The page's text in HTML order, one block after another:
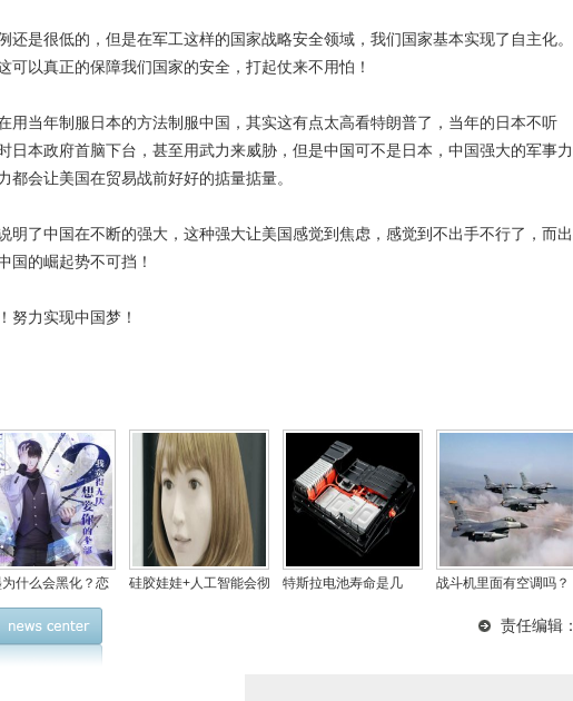
还是很低的，但是在军工这样的国家战略安全领域，我们国家基本实现了自主化。
可以真正的保障我们国家的安全，打起仗来不用怕！
用当年制服日本的方法制服中国，其实这有点太高看特朗普了，当年的日本不听
日本政府首脑下台，甚至用武力来威胁，但是中国可不是日本，中国强大的军事力
都会让美国在贸易战前好好的掂量掂量。
明了中国在不断的强大，这种强大让美国感觉到焦虑，感觉到不出手不行了，而出
国的崛起势不可挡！
努力实现中国梦！
什么会黑化？恋
人许墨的超能力
硅胶娃娃+人工智能会彻
特斯拉电池寿命是几
战斗机里面有空调吗？
吗、战斗机能不能飞？
责任编辑：